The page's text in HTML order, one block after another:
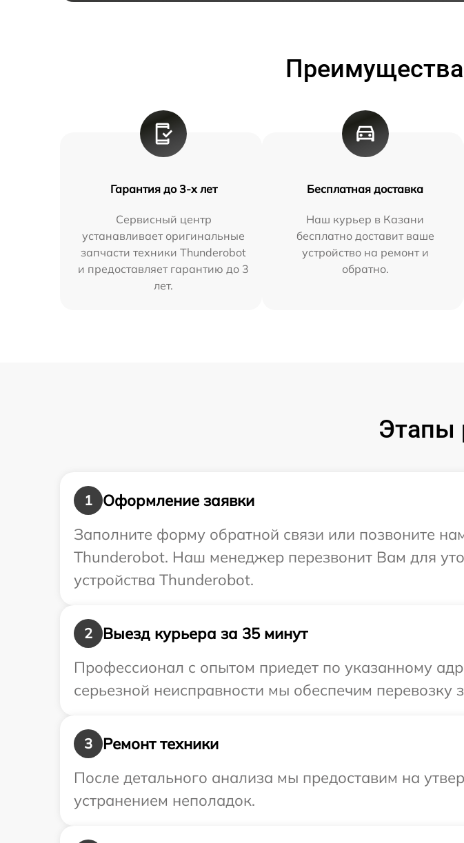
Гарантия до 3-х лет
Сервисный центр
устанавливает оригинальные
запчасти техники Thunderobot
и предоставляет гарантию до 3
лет.
Бесплатная доставка
Наш курьер в Казани
бесплатно доставит ваше
устройство на ремонт и
обратно.
Этапы
1
Оформление заявки
Заполните форму обратной связи или позвоните
Thunderobot. Наш менеджер перезвонит Вам для
устройства Thunderobot.
2
Выезд курьера за 35 минут
Профессионал с опытом приедет по указанному
серьезной неисправности мы обеспечим
3
Ремонт техники
После детального анализа мы предоставим на
устранением неполадок.